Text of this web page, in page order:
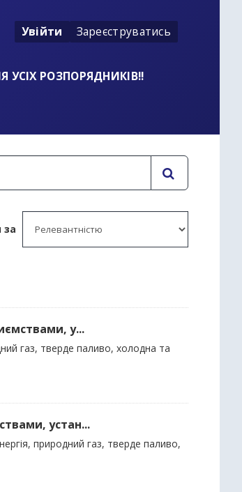
Увійти Зареєструватись
УСІХ РОЗПОРЯДНИКІВ!!
за
у...
газ, тверде паливо, холодна та
устан...
природний газ, тверде паливо,